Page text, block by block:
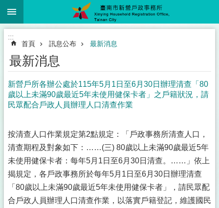
跳到主要內容區塊
:::
首頁 訊息公布 最新消息
最新消息
新營戶所各辦公處於115年5月1日至6月30日辦理清查「80
歲以上未滿90歲最近5年未使用健保卡者」之戶籍狀況，請
民眾配合戶政人員辦理人口清查作業
按清查人口作業規定第2點規定：「戶政事務所清查人口，
清查期程及對象如下：……(三) 80歲以上未滿90歲最近5年
未使用健保卡者：每年5月1日至6月30日清查。……」依上
揭規定，各戶政事務所於每年5月1日至6月30日辦理清查
「80歲以上未滿90歲最近5年未使用健保卡者」，請民眾配
合戶政人員辦理人口清查作業，以落實戶籍登記，維護國民